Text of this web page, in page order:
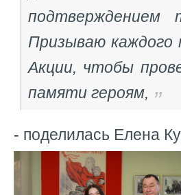
Призываю каждого
Акции, чтобы
памяти героям,
- поделилась Елена